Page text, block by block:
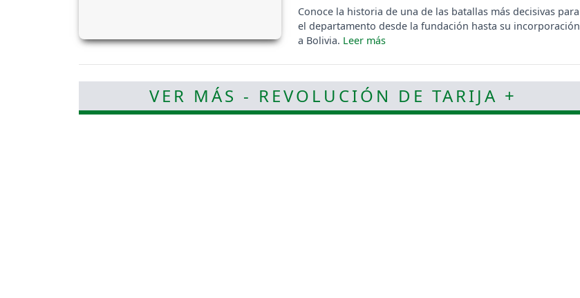
Conoce la historia de una de las batallas más decisivas para
el departamento desde la fundación hasta su incorporación
a Bolivia.
VER MÁS - REVOLUCIÓN DE TARIJA +